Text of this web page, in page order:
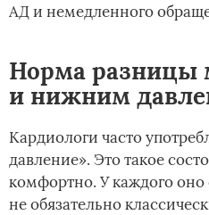
АД и немедленного
Норма разницы
и нижним
Кардиологи часто
давление». Это такое
комфортно. У каждого
не обязательно